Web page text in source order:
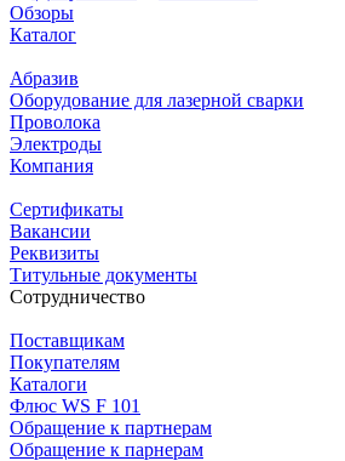
Обзоры
Каталог
Абразив
Оборудование для лазерной сварки
Проволока
Электроды
Компания
Сертификаты
Вакансии
Реквизиты
Титульные документы
Сотрудничество
Поставщикам
Покупателям
Каталоги
Флюс WS F 101
Обращение к партнерам
Обращение к парнерам